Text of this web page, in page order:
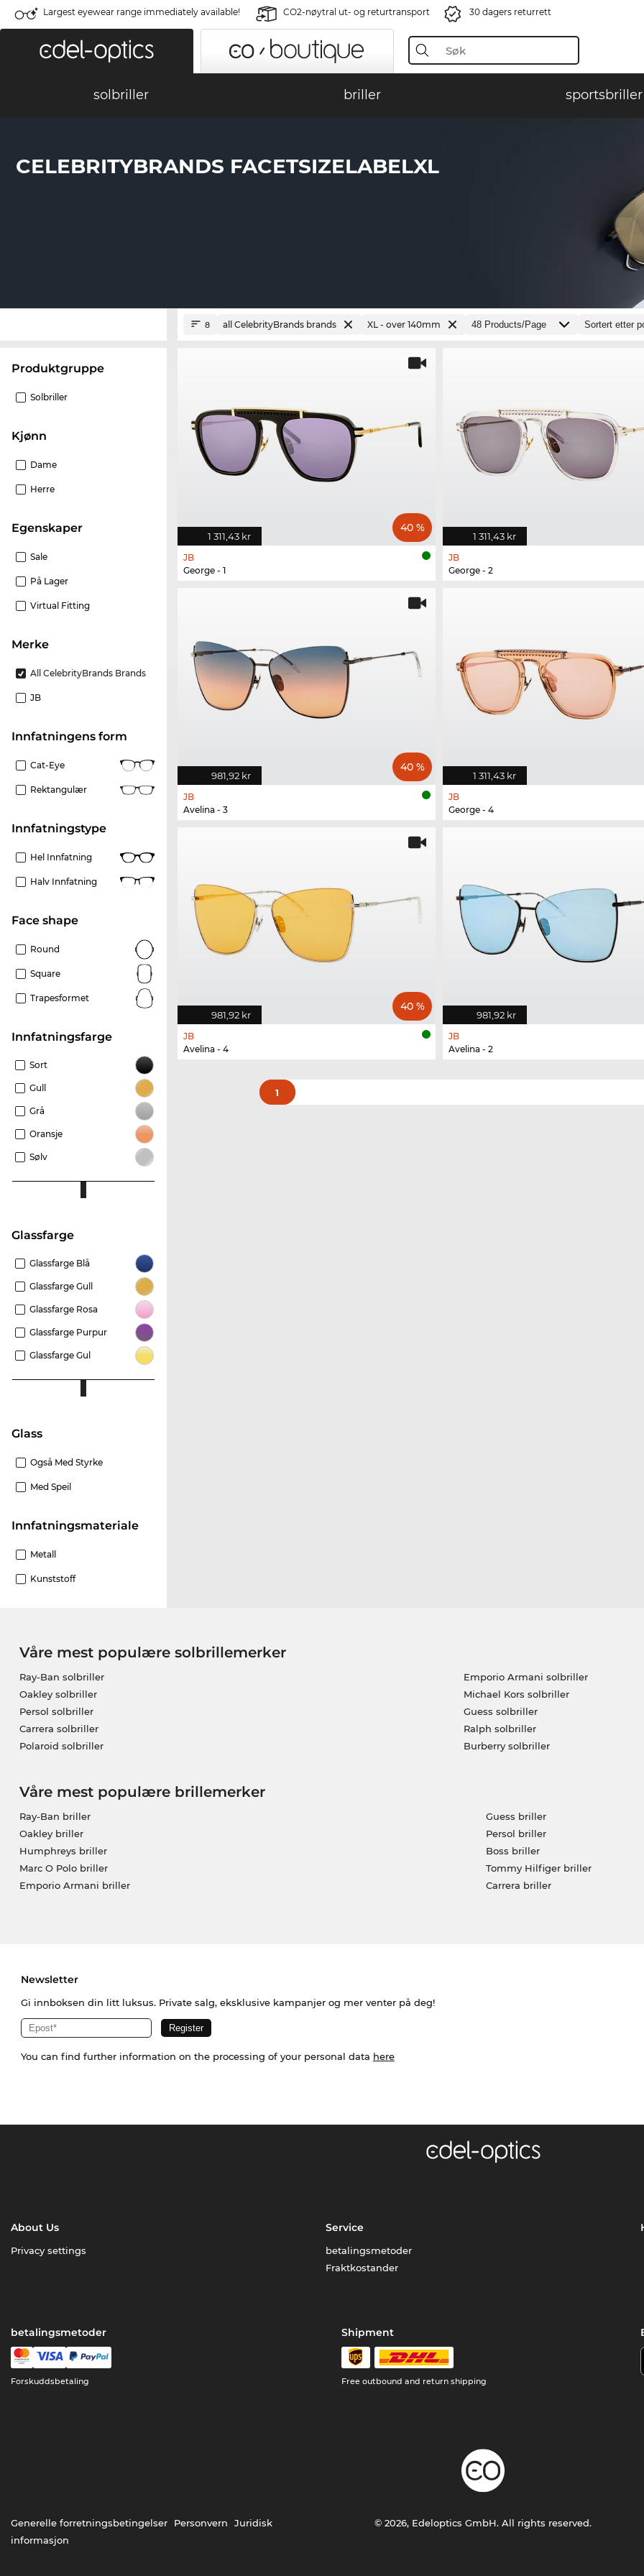
Largest eyewear range immediately available! CO2-nøytral ut- og returtransport 30 dagers returrett
solbriller briller sportsbriller
CELEBRITYBRANDS FACETSIZELABELXL
Produktgruppe
Solbriller
Kjønn
Dame
Herre
Egenskaper
Sale
På Lager
Virtual Fitting
merke
All CelebrityBrands Brands
JB
Innfatningens form
Cat-Eye
Rektangulær
Innfatningstype
Hel Innfatning
Halv Innfatning
Face shape
Round
Square
Trapesformet
Innfatningsfarge
Sort
Gull
Grå
Oransje
Sølv
Glassfarge
Glassfarge Blå
Glassfarge Gull
Glassfarge Rosa
Glassfarge Purpur
Glassfarge Gul
glass
Også Med Styrke
Med Speil
innfatningsmateriale
Metall
Kunststoff
8 all CelebrityBrands brands XL - over 140mm
1 311,43 kr
40 %
JB
George - 1
1 311,43 kr
JB
George - 2
981,92 kr
40 %
JB
Avelina - 3
1 311,43 kr
JB
George - 4
981,92 kr
40 %
JB
Avelina - 4
981,92 kr
JB
Avelina - 2
1
Våre mest populære solbrillemerker
Ray-Ban solbriller
Oakley solbriller
Persol solbriller
Carrera solbriller
Polaroid solbriller
Emporio Armani solbriller
Michael Kors solbriller
Guess solbriller
Ralph solbriller
Burberry solbriller
Våre mest populære brillemerker
Ray-Ban briller
Oakley briller
Humphreys briller
Marc O Polo briller
Emporio Armani briller
Guess briller
Persol briller
Boss briller
Tommy Hilfiger briller
Carrera briller
Newsletter
Gi innboksen din litt luksus. Private salg, eksklusive kampanjer og mer venter på deg!
You can find further information on the processing of your personal data here
About Us
Privacy settings
Service
betalingsmetoder
Fraktkostander
betalingsmetoder
Forskuddsbetaling
Shipment
Free outbound and return shipping
Generelle forretningsbetingelser Personvern
Juridisk
informasjon
© 2026, Edeloptics GmbH. All rights reserved.